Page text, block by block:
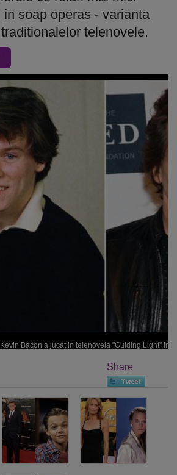
in soap operas - varianta
telenovele.
Kevin Bacon a jucat in telenovela "Guiding Light" in
Share